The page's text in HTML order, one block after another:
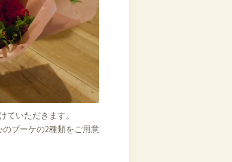
ていただきます。
ブーケの2種類をご用意